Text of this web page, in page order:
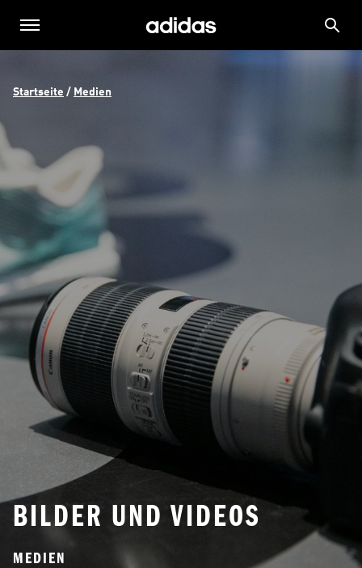
Startseite / Medien
BILDER UND VIDEOS
MEDIEN